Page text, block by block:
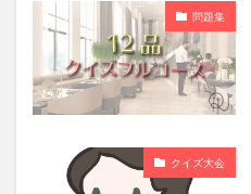
問題集
クイズ大会